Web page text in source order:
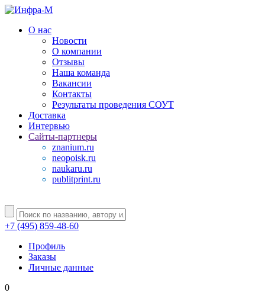
О нас
Новости
О компании
Отзывы
Наша команда
Вакансии
Контакты
Результаты проведения СОУТ
Доставка
Интервью
Сайты-партнеры
znanium.ru
neopoisk.ru
naukaru.ru
publitprint.ru
+7 (495) 859-48-60
Профиль
Заказы
Личные данные
0